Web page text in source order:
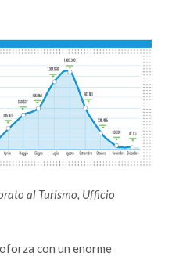
al Turismo, Ufficio
con un enorme